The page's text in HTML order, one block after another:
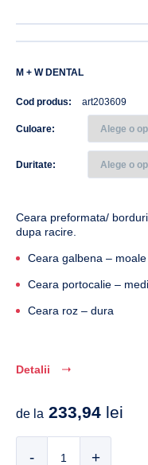
M + W DENTAL
Cod produs: art203609
Culoare
Duritate
Ceara preformata/
dupa racire.
Ceara galbena – moale
Ceara portocalie –
Ceara roz – dura
Detalii
de la 233,94 lei